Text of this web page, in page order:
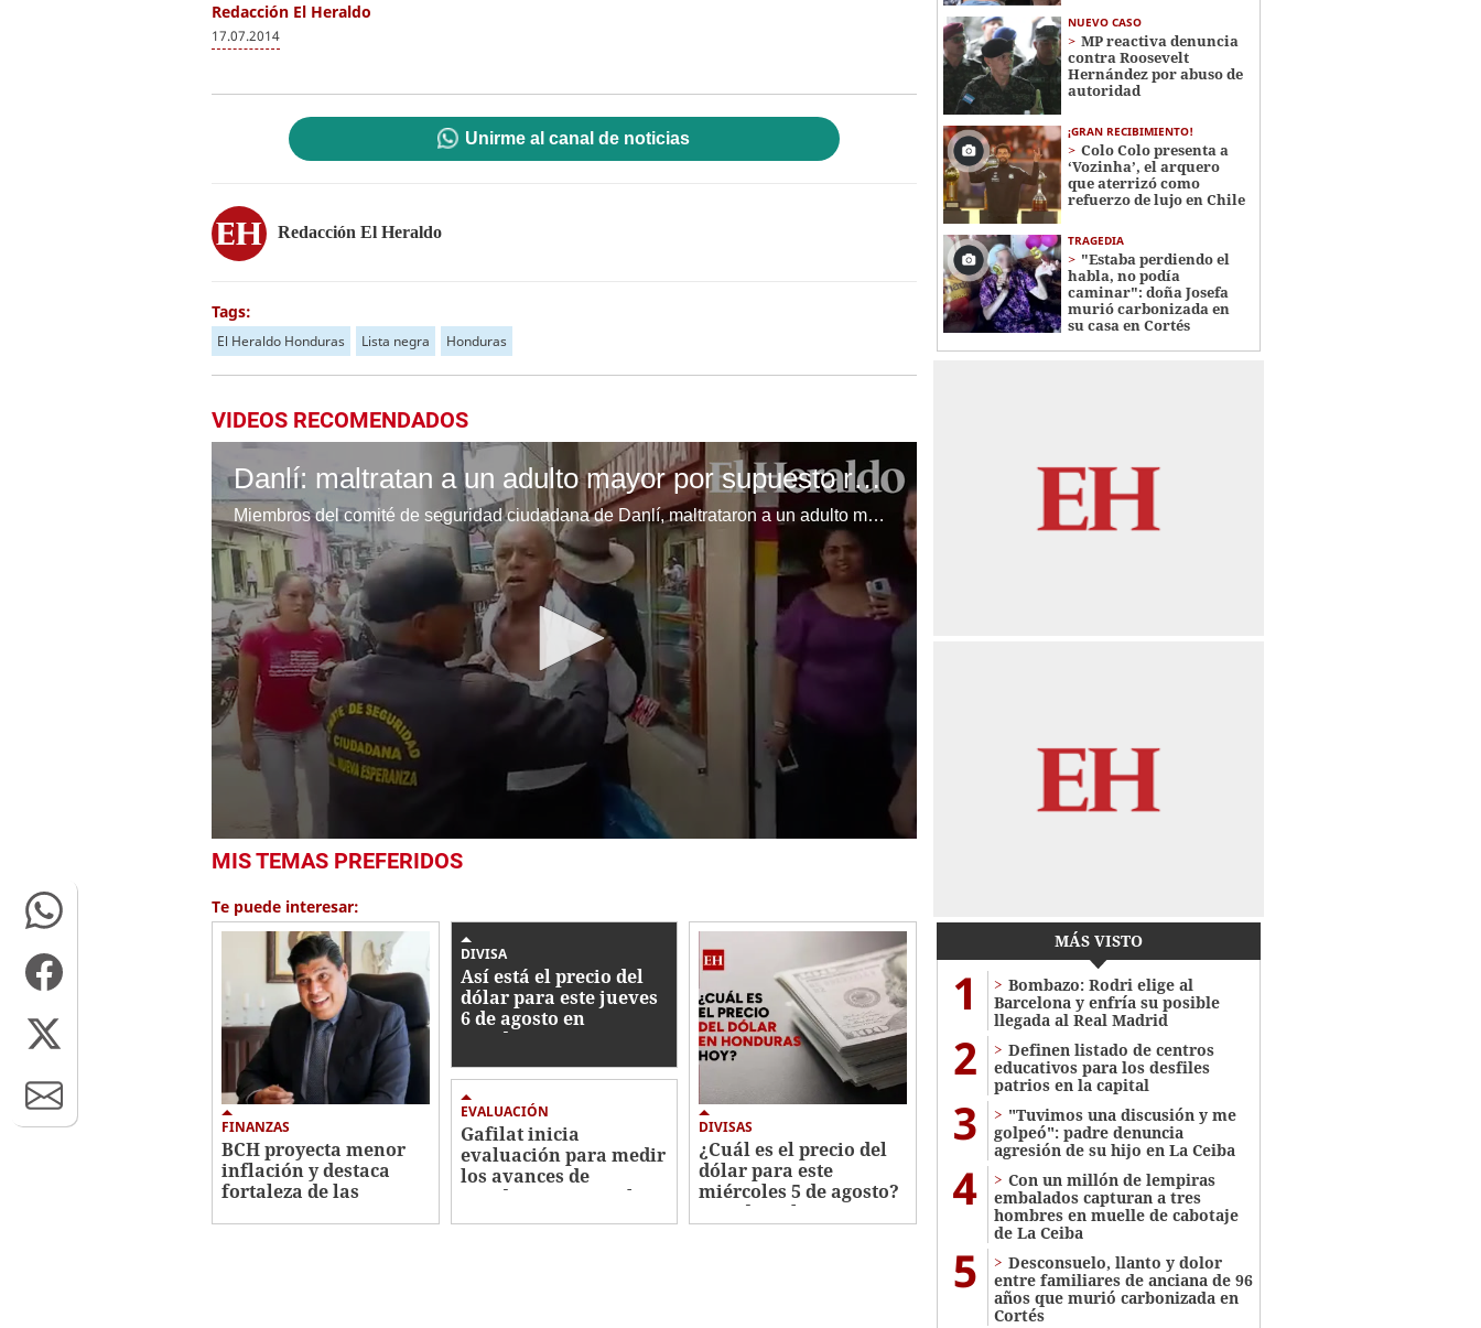
Redacción El Heraldo
17.07.2014
Unirme al canal de noticias
Redacción El Heraldo
Tags:
El Heraldo Honduras Lista negra Honduras
VIDEOS RECOMENDADOS
Danlí: maltratan a un adulto mayor por supuesto robo
Miembros del comité de seguridad ciudadana de Danlí, maltrataron a un adulto mayor, debido a que un vendedor del mercado municipal lo acusó de supuestamente haberle robado, mientras un grupo de personas criticaron al actuar de las autoridades.
seconds
1
minute,
45
Volume
MIS TEMAS PREFERIDOS
Te puede interesar:
FINANZAS
BCH proyecta menor
inflación y destaca
fortaleza de las
DIVISA
Así está el precio del
dólar para este jueves
6 de agosto en
Honduras
EVALUACIÓN
Gafilat inicia
evaluación para medir
los avances de
Honduras contra el
lavado de activos
DIVISAS
¿Cuál es el precio del
dólar para este
miércoles 5 de agosto?
Esto dice el BCH
NUEVO CASO
MP reactiva denuncia
contra Roosevelt
Hernández por abuso de
autoridad
¡GRAN RECIBIMIENTO!
Colo Colo presenta a
‘Vozinha’, el arquero
que aterrizó como
refuerzo de lujo en Chile
TRAGEDIA
"Estaba perdiendo el
habla, no podía
caminar": doña Josefa
murió carbonizada en
su casa en Cortés
MÁS VISTO
1
Bombazo: Rodri elige al
Barcelona y enfría su posible
llegada al Real Madrid
2
Definen listado de centros
educativos para los desfiles
patrios en la capital
3
"Tuvimos una discusión y me
golpeó": padre denuncia
agresión de su hijo en La Ceiba
4
Con un millón de lempiras
embalados capturan a tres
hombres en muelle de cabotaje
de La Ceiba
5
​​​​Desconsuelo, llanto y dolor
entre familiares de anciana de 96
años que murió carbonizada en
Cortés